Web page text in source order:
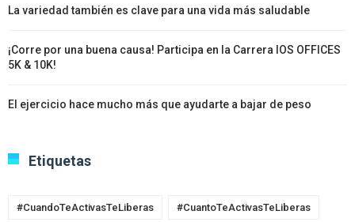
La variedad también es clave para una vida más saludable
¡Corre por una buena causa! Participa en la Carrera IOS OFFICES
5K & 10K!
El ejercicio hace mucho más que ayudarte a bajar de peso
Etiquetas
#CuandoTeActivasTeLiberas #CuantoTeActivasTeLiberas